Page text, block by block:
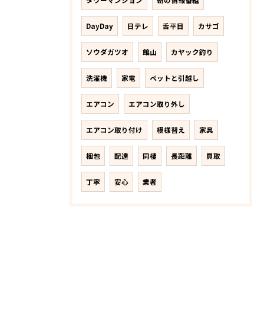
DayDay 日テレ 舌平目 カサゴ
ソウダガツオ 館山 カヤック釣り
洗濯機 家電 ペットと引越し
エアコン エアコン取り外し
エアコン取り付け 模様替え 家具
梱包 配達 同棲 長距離 買取
丁寧 安心 業者